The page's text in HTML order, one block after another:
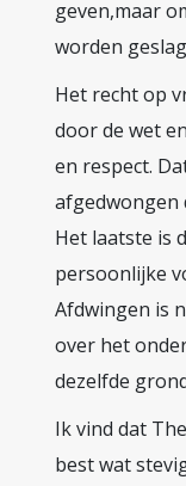
geven,maar
worden
Het recht op
door de wet
en respect.
afgedwongen
Het laatste is
persoonlijke
Afdwingen is
over het
dezelfde
Ik vind dat
best wat